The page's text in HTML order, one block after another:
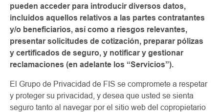
pueden acceder para introducir diversos datos,
incluidos aquellos relativos a las partes contratantes
y/o beneficiarios, así como a riesgos relevantes,
presentar solicitudes de cotización, preparar pólizas
y certificados de seguro, y notificar y gestionar
reclamaciones (en adelante los “Servicios”).
El Grupo de Privacidad de FIS se compromete a respetar
y proteger su privacidad, y desea que usted se sienta
seguro tanto al navegar por el sitio web del copropietario